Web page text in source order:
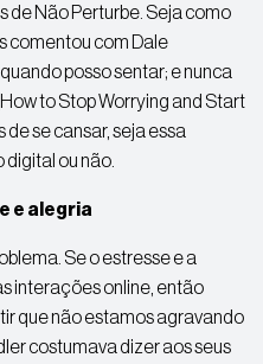
de Não Perturbe. Seja como
comentou com Dale
posso sentar; e nunca
to Stop Worrying and Start
de se cansar, seja essa
ou não.
e alegria
Se o estresse e a
interações online, então
que não estamos agravando
costumava dizer aos seus